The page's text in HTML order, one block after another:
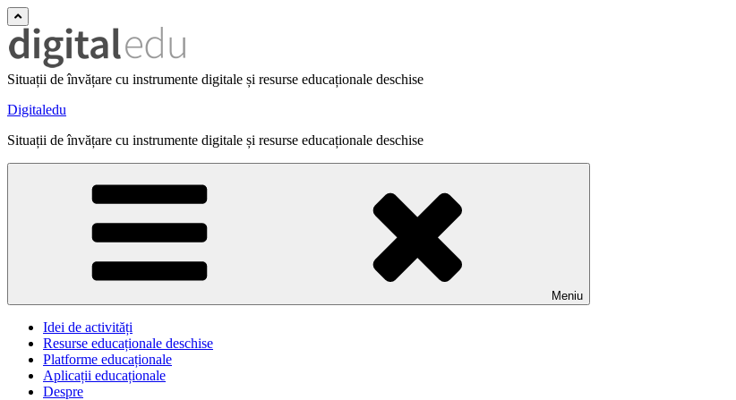
Situații de învățare cu instrumente digitale și resurse educaționale deschise
Digitaledu
Situații de învățare cu instrumente digitale și resurse educaționale deschise
Meniu
Idei de activități
Resurse educaționale deschise
Platforme educaționale
Aplicații educaționale
Despre